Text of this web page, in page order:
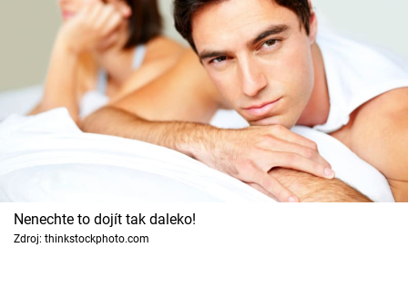
Pořady
Mámy sobě
Přihlášení
Nenechte to dojít tak daleko!
Zdroj: thinkstockphoto.com